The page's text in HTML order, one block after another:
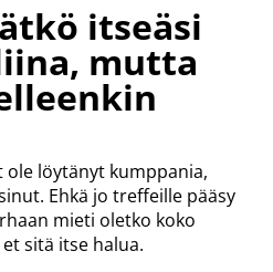
itseäsi
mutta
ole löytänyt kumppania,
Ehkä jo treffeille pääsy
mieti oletko koko
sitä itse halua.